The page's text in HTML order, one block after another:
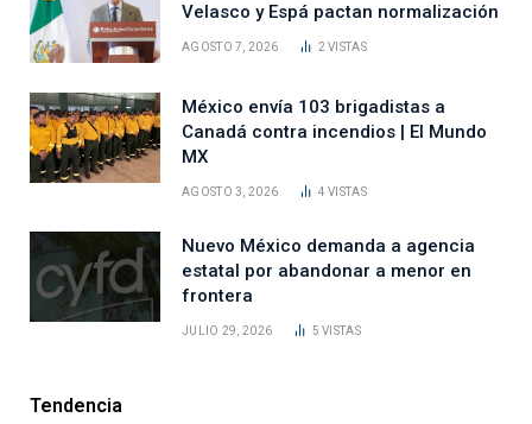
Velasco y Espá pactan normalización
AGOSTO 7, 2026 2VISTAS
México envía 103 brigadistas a
Canadá contra incendios | El Mundo
MX
AGOSTO 3, 2026 4VISTAS
Nuevo México demanda a agencia
estatal por abandonar a menor en
frontera
JULIO 29, 2026 5VISTAS
Tendencia